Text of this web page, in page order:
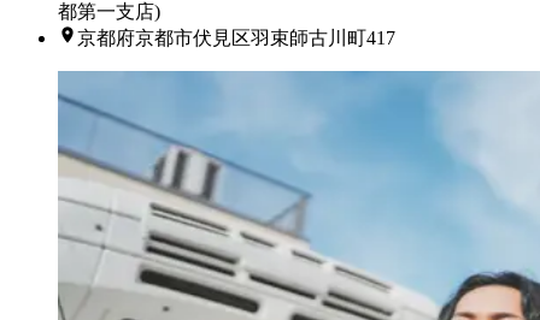
都第一支店)
京都府京都市伏見区羽束師古川町417